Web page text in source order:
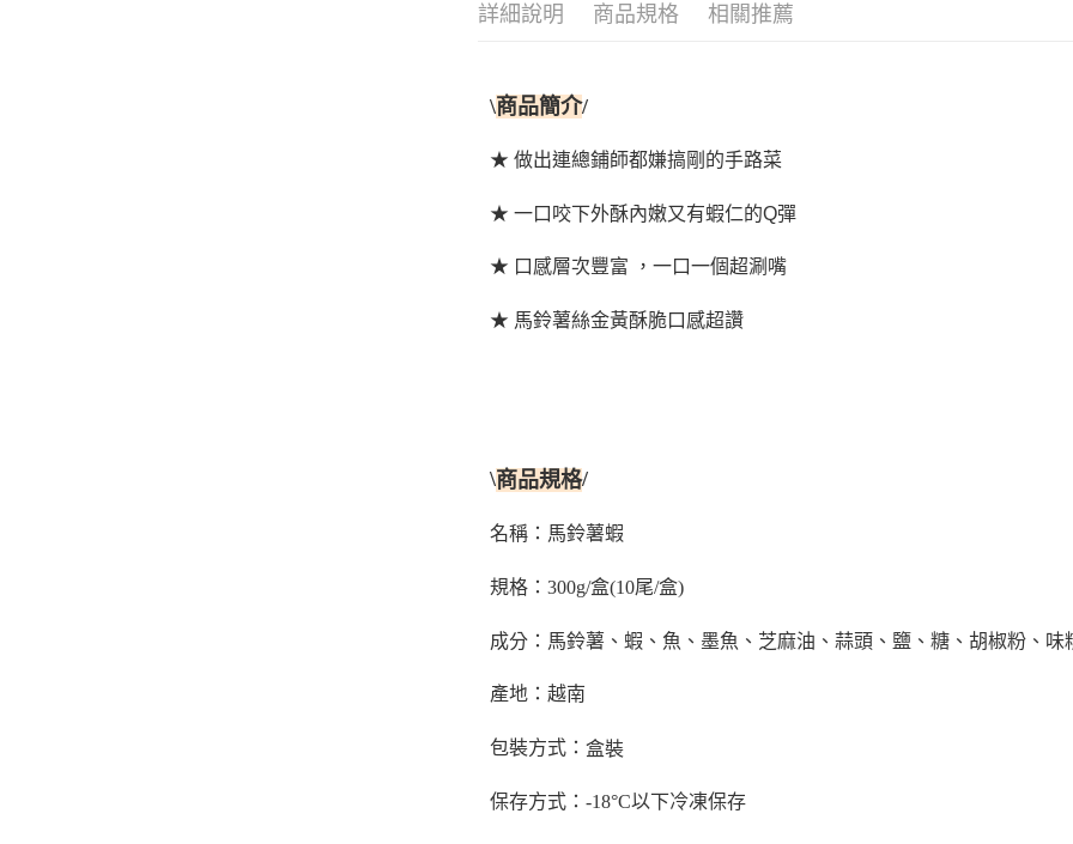
詳細說明 商品規格 相關推薦
\商品簡介/
★ 做出連總鋪師都嫌搞剛的手路菜
★ 一口咬下外酥內嫩又有蝦仁的Q彈
★ 口感層次豐富 ，一口一個超涮嘴
★ 馬鈴薯絲金黃酥脆口感超讚
\商品規格/
名稱： 馬鈴薯蝦
規格：300g/盒(10尾/盒)
成分：馬鈴薯、蝦、魚、墨魚、芝麻油、蒜頭、鹽、糖、胡椒粉、味
產地：越南
包裝方式：盒裝
保存方式：-18°C以下冷凍保存